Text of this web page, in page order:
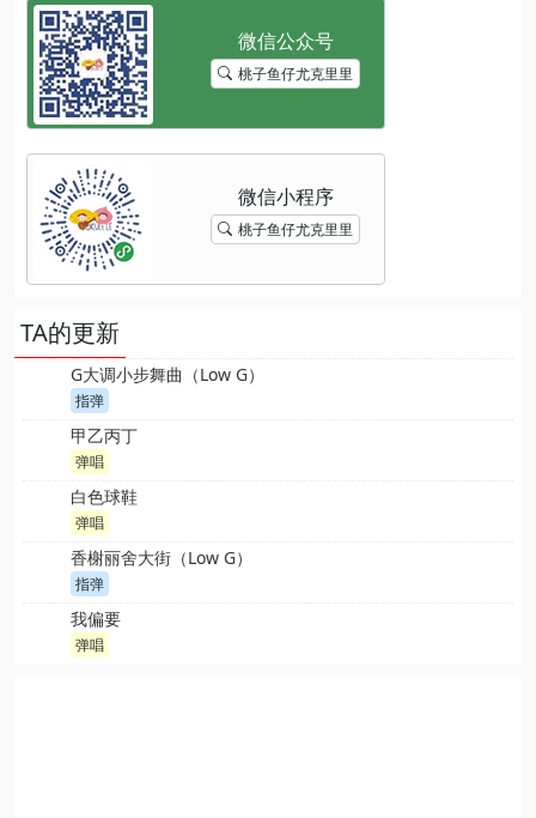
桃子鱼仔尤克里里
桃子鱼仔尤克里里
TA的更新
G大调小步舞曲（Low G）
指弹
甲乙丙丁
弹唱
白色球鞋
弹唱
香榭丽舍大街（Low G）
指弹
我偏要
弹唱